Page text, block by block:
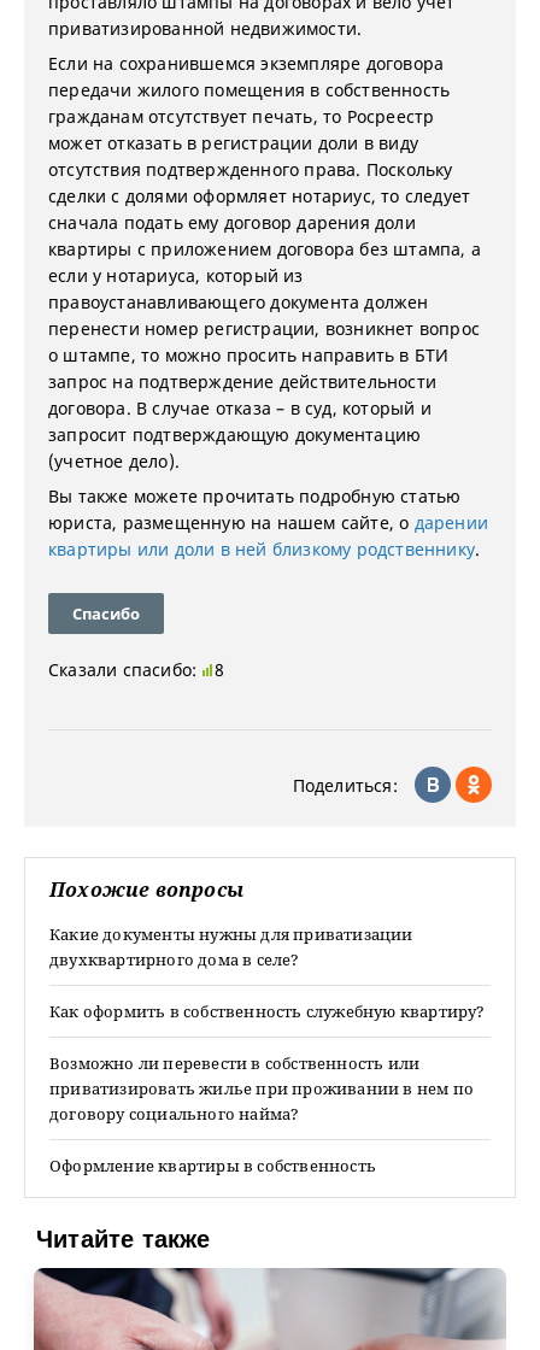
приватизированной недвижимости.
Если на сохранившемся экземпляре договора
передачи жилого помещения в собственность
гражданам отсутствует печать, то Росреестр
может отказать в регистрации доли в виду
отсутствия подтвержденного права. Поскольку
сделки с долями оформляет нотариус, то следует
сначала подать ему договор дарения доли
квартиры с приложением договора без штампа, а
если у нотариуса, который из
правоустанавливающего документа должен
перенести номер регистрации, возникнет вопрос
о штампе, то можно просить направить в БТИ
запрос на подтверждение действительности
договора. В случае отказа – в суд, который и
запросит подтверждающую документацию
(учетное дело).
Вы также можете прочитать подробную статью
юриста, размещенную на нашем сайте, о дарении
квартиры или доли в ней близкому родственнику.
Спасибо
Сказали спасибо: 8
Поделиться:
Похожие вопросы
Какие документы нужны для приватизации
двухквартирного дома в селе?
Как оформить в собственность служебную квартиру?
Возможно ли перевести в собственность или
приватизировать жилье при проживании в нем по
договору социального найма?
Оформление квартиры в собственность
Читайте также